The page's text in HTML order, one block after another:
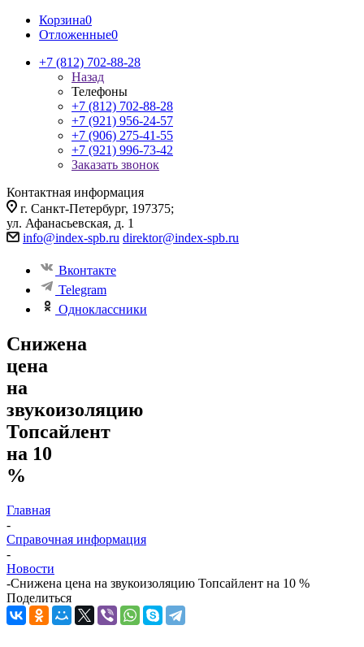
Корзина0
Отложенные0
+7 (812) 702-88-28
Назад
Телефоны
+7 (812) 702-88-28
+7 (921) 956-24-57
+7 (906) 275-41-55
+7 (921) 996-73-42
Заказать звонок
Контактная информация
г. Санкт-Петербург, 197375;
ул. Афанасьевская, д. 1
info@index-spb.ru direktor@index-spb.ru
Вконтакте
Telegram
Одноклассники
Снижена
цена
на
звукоизоляцию
Топсайлент
на 10
%
Главная
-
Справочная информация
-
Новости
-Снижена цена на звукоизоляцию Топсайлент на 10 %
Поделиться